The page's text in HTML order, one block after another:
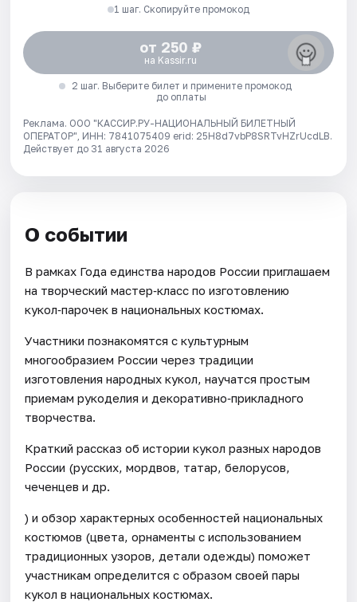
1 шаг. Скопируйте промокод
от 250 ₽
на Kassir.ru
2 шаг. Выберите билет и примените промокод
до оплаты
Реклама. ООО "КАССИР.РУ-НАЦИОНАЛЬНЫЙ БИЛЕТНЫЙ
ОПЕРАТОР", ИНН: 7841075409 erid: 25H8d7vbP8SRTvHZrUcdLB.
Действует до 31 августа 2026
О событии
В рамках Года единства народов России приглашаем
на творческий мастер‑класс по изготовлению
кукол‑парочек в национальных костюмах.
Участники познакомятся с культурным
многообразием России через традиции
изготовления народных кукол, научатся простым
приемам рукоделия и декоративно‑прикладного
творчества.
Краткий рассказ об истории кукол разных народов
России (русских, мордвов, татар, белорусов,
чеченцев и др.
) и обзор характерных особенностей национальных
костюмов (цвета, орнаменты с использованием
традиционных узоров, детали одежды) поможет
участникам определится с образом своей пары
кукол в национальных костюмах.